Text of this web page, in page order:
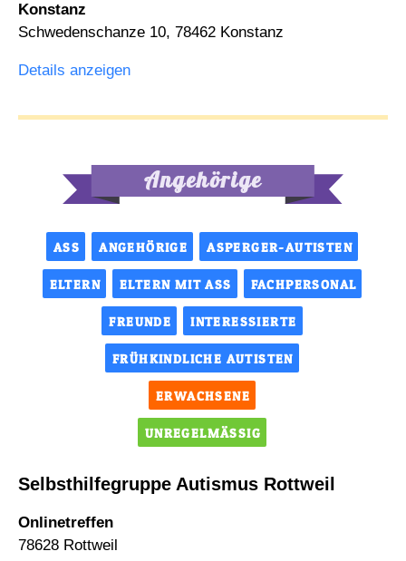
Konstanz
Schwedenschanze 10, 78462 Konstanz
Details anzeigen
Angehörige
Selbsthilfegruppe Autismus Rottweil
Onlinetreffen
78628 Rottweil
ASS ANGEHÖRIGE ASPERGER-AUTISTEN
ELTERN ELTERN MIT ASS FACHPERSONAL
FREUNDE INTERESSIERTE
FRÜHKINDLICHE AUTISTEN
ERWACHSENE
UNREGELMÄSSIG